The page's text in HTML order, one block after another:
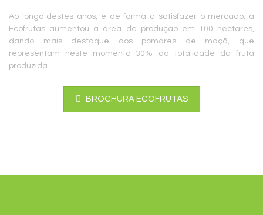
Ao longo destes anos, e de forma a satisfazer o mercado, a
Ecofrutas aumentou a área de produção em 100 hectares,
dando mais destaque aos pomares de maçã, que
representam neste momento 30% da totalidade da fruta
produzida.
BROCHURA ECOFRUTAS